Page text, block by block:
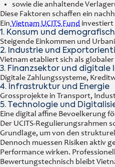
sowie die anhaltende
Diese Faktoren schaffen ein
Ein Vietnam UCITS Fund investiert
1. Konsum und
Steigende Einkommen und
2. Industrie und
Vietnam etabliert sich als
3. Finanzsektor und digitale
Digitale Zahlungssysteme,
4. Infrastruktur und Energie
Grossprojekte in Transport,
5. Technologie und
Eine digital affine Bevoelkerung
Der UCITS-Regulierungsrahmen
Grundlage, um von den
Dennoch muessen Risiken aktiv
Performance wirken.
Bewertungstechnisch bleibt